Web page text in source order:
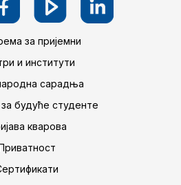
за пријемни
и институти
сарадња
будуће студенте
кварова